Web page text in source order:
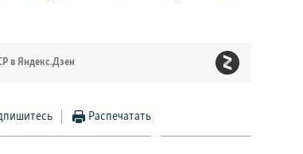
в Яндекс.Дзен
Распечатать